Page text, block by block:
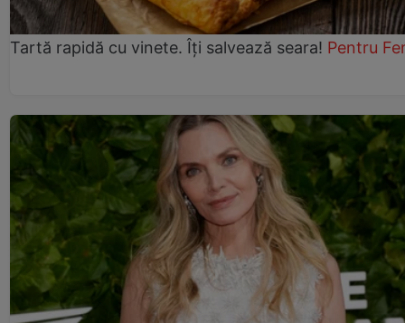
Tartă rapidă cu vinete. Îți salvează seara! Pentru